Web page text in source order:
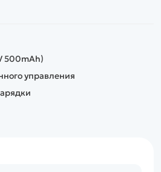
500mAh)
управления